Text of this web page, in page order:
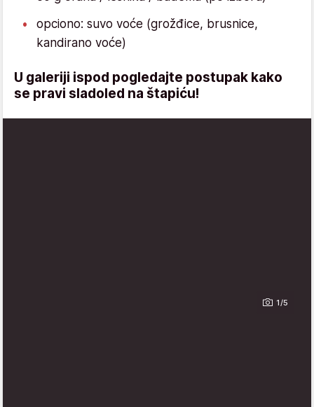
opciono: suvo voće (grožđice, brusnice,
kandirano voće)
U galeriji ispod pogledajte postupak kako
se pravi sladoled na štapiću!
1/5